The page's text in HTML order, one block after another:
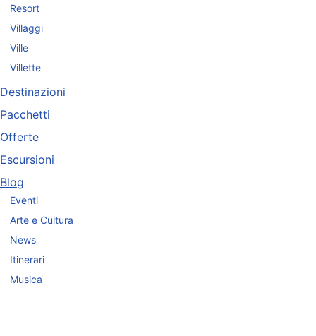
Resort
Villaggi
Ville
Villette
Destinazioni
Pacchetti
Offerte
Escursioni
Blog
Eventi
Arte e Cultura
News
Itinerari
Musica